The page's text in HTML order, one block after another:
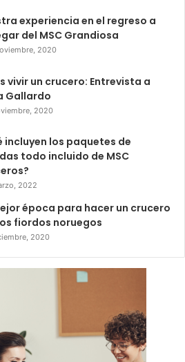
experiencia en el regreso a
del MSC Grandiosa
2020
vivir un crucero: Entrevista a
Gallardo
2020
incluyen los paquetes de
todo incluido de MSC
2022
época para hacer un crucero
fiordos noruegos
2020